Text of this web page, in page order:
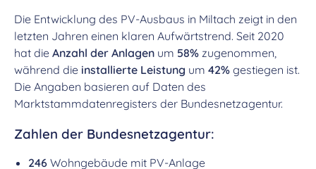
Die Entwicklung des PV-Ausbaus in Miltach zeigt in den
letzten Jahren einen klaren Aufwärtstrend. Seit 2020
hat die Anzahl der Anlagen um 58% zugenommen,
während die installierte Leistung um 42% gestiegen ist.
Die Angaben basieren auf Daten des
Marktstammdatenregisters der Bundesnetzagentur.
Zahlen der Bundesnetzagentur:
246 Wohngebäude mit PV-Anlage